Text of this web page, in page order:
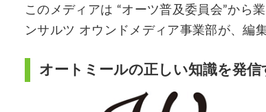
このメディアは “オーツ普及委員会”から
ンサルツ オウンドメディア事業部が、編
オートミールの正しい知識を発